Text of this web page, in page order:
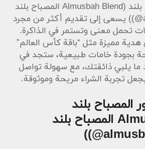
(@almusbahperfumes)) يسعى إلى تقديم أكثر من مجرد
تحمل معنى وتستمر في الذاكرة.
مميزة مثل “باقة كأس العالم”
أو سبحة بجودة خامات طبيعية، ستجد في
ما يلبي ذائقتك، مع سهولة تواصل
تجربة الشراء مريحة وموثوقة.
بلند